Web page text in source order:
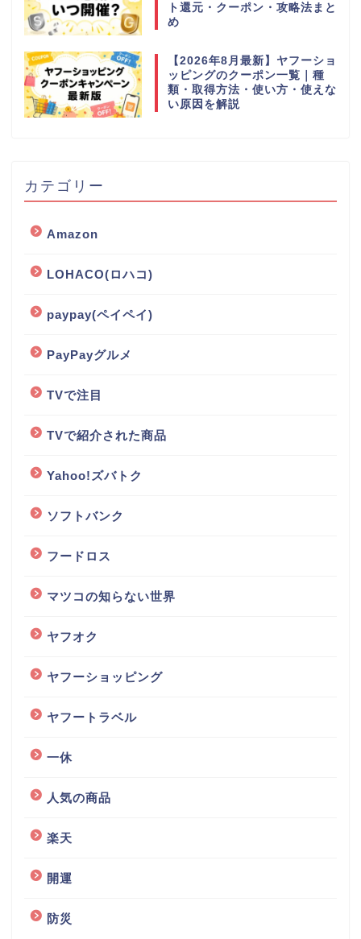
ト還元・クーポン・攻略法まと
め
【2026年8月最新】ヤフーショ
ッピングのクーポン一覧｜種
類・取得方法・使い方・使えな
い原因を解説
カテゴリー
Amazon
LOHACO(ロハコ)
paypay(ペイペイ)
PayPayグルメ
TVで注目
TVで紹介された商品
Yahoo!ズバトク
ソフトバンク
フードロス
マツコの知らない世界
ヤフオク
ヤフーショッピング
ヤフートラベル
一休
人気の商品
楽天
開運
防災